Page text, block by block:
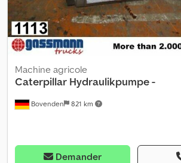
Bovenden 821 km
Machine agricole
Caterpillar Hydraulikpumpe -
Demander